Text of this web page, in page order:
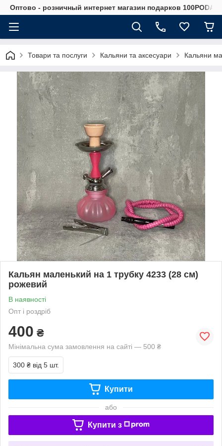
Оптово - розничный интернет магазин подарков
Товари та послуги Кальяни та аксесуари Кальяни
Кальян маленький на 1 трубку 4233 (28 см)
рожевий
В наявності
Опт і роздріб
400 ₴
Мінімальна сума замовлення на сайті — 500 ₴
300 ₴ від 5 шт.
Купити
або
Купити з